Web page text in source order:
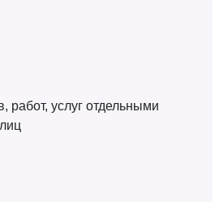
работ, услуг отдельными